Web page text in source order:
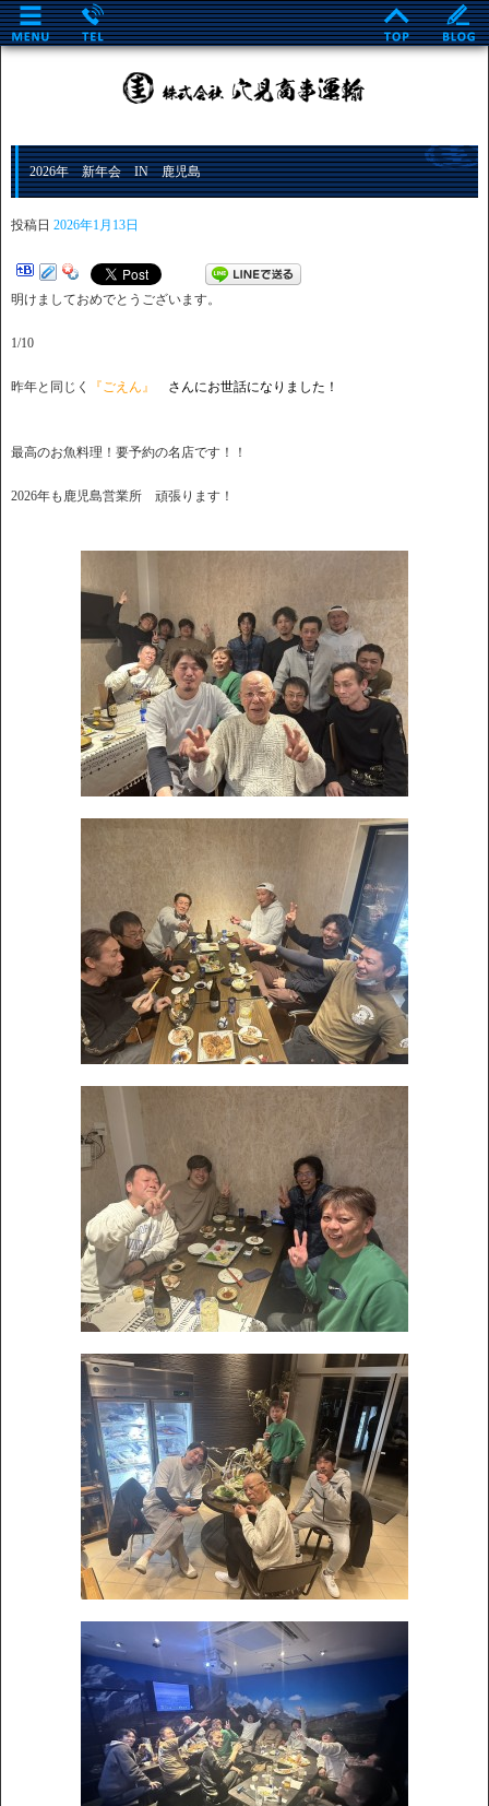
2026年 新年会 IN 鹿児島
投稿日 2026年1月13日
明けましておめでとうございます。
1/10
昨年と同じく 『ごえん』 さんにお世話になりました！
最高のお魚料理！要予約の名店です！！
2026年も鹿児島営業所 頑張ります！